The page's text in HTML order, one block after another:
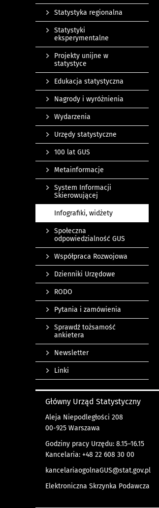
Statystyka regionalna
Statystyki
eksperymentalne
Projekty unijne w
statystyce
Edukacja statystyczna
Nagrody i wyróżnienia
Wydarzenia
Urzędy statystyczne
100 lat GUS
Metainformacje
System Informacji
Skierowującej
Infografiki, widżety
Społeczna
odpowiedzialność GUS
Współpraca Rozwojowa
Dzienniki Urzędowe
RODO
Pytania i zamówienia
Sprawdź tożsamość
ankietera
Newsletter
Linki
Główny Urząd Statystyczny
Aleja Niepodległości 208
00-925 Warszawa
Godziny pracy Urzędu: 8.15–16.15
Kancelaria: +48 22 608 30 00
kancelariaogolnaGUS@stat.gov.pl
Elektroniczna Skrzynka Podawcza